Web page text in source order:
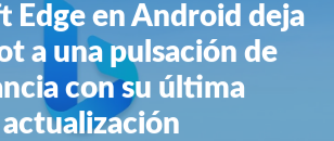
Edge en Android deja
a una pulsación de
con su última
actualización